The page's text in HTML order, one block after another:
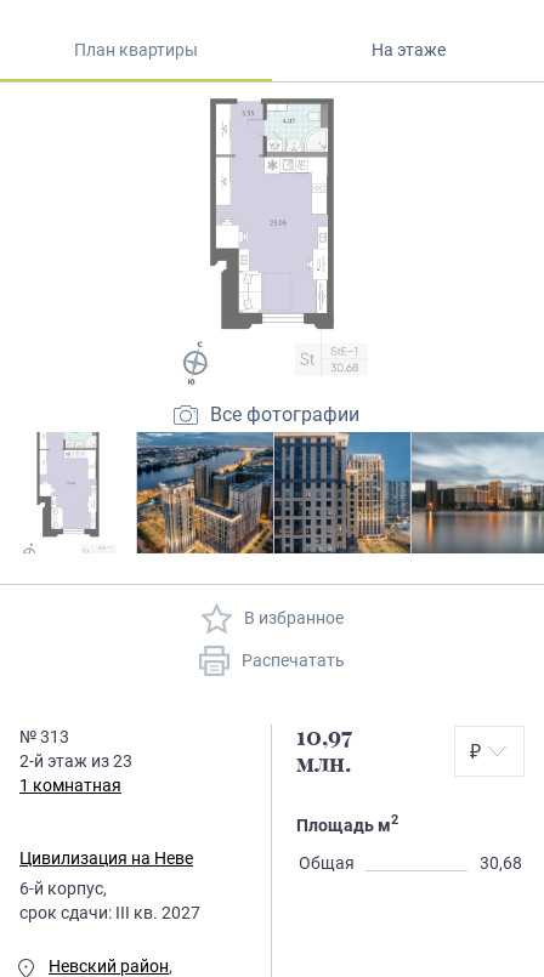
Закрытые продажи
План квартиры На этаже
Все фотографии
В избранное
Распечатать
№313
2-й этаж из23
1 комнатная
Цивилизация на Неве
6-й корпус,
срок сдачи: III кв. 2027
Невский район,
10,97
млн.
₽
Площадь м2
Общая 30,68